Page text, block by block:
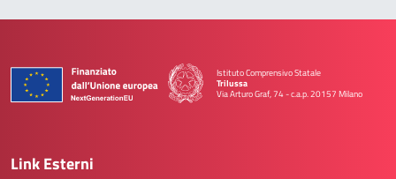
Istituto Comprensivo Statale
Trilussa
Via Arturo Graf, 74 - c.a.p. 20157 Milano
— Visita la pagina iniziale della scuola
Link Esterni